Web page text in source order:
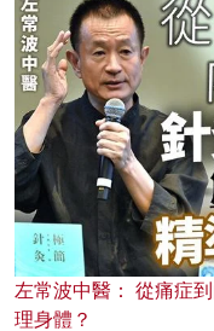
左常波中醫： 從痛症
理身體？